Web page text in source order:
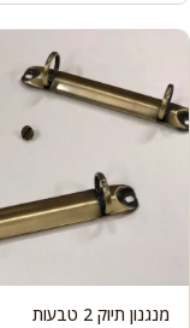
עד
מנגנון תיוק 2 טבעות